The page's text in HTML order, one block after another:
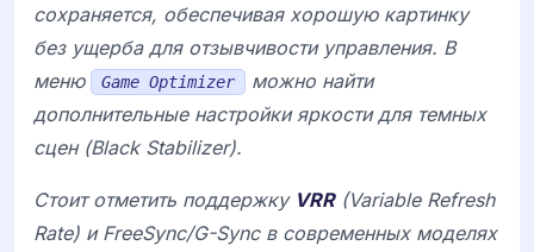
сохраняется, обеспечивая хорошую картинку
без ущерба для отзывчивости управления. В
меню
Game Optimizer
можно найти
дополнительные настройки яркости для темных
сцен (Black Stabilizer).
Стоит отметить поддержку VRR(Variable Refresh
Rate) и FreeSync/G-Sync в современных моделях